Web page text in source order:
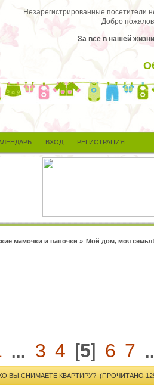
Незарегистрированные посетители
Добро
За все в нашей
ВХОД РЕГИСТРАЦИЯ
мамочки и папочки » Мой дом, моя семья!
... 3 4 [5] 6 7
ВЫ СНИМАЕТЕ КВАРТИРУ? (ПРОЧИТАНО